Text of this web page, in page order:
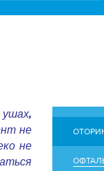
не
не